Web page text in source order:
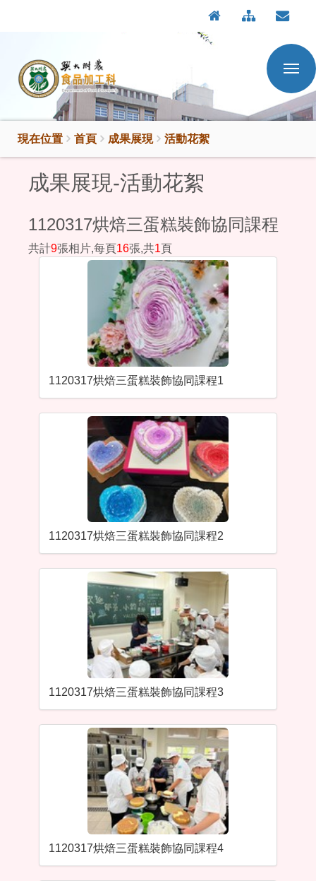
區
現在位置 首頁 成果展現 活動花絮
成果展現-活動花絮
1120317烘焙三蛋糕裝飾協同課程
共計9張相片,每頁16張,共1頁
1120317烘焙三蛋糕裝飾協同課程1
1120317烘焙三蛋糕裝飾協同課程2
1120317烘焙三蛋糕裝飾協同課程3
1120317烘焙三蛋糕裝飾協同課程4